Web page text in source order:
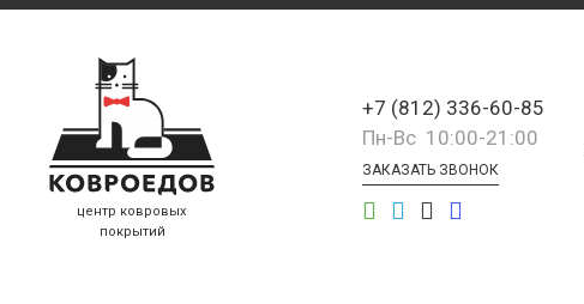
центр ковровых
покрытий
+7 (812) 336-60-85
Пн-Вс 10:00-21:00
ЗАКАЗАТЬ ЗВОНОК